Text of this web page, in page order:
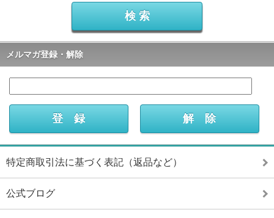
メルマガ登録・解除
特定商取引法に基づく表記（返品など）
公式ブログ